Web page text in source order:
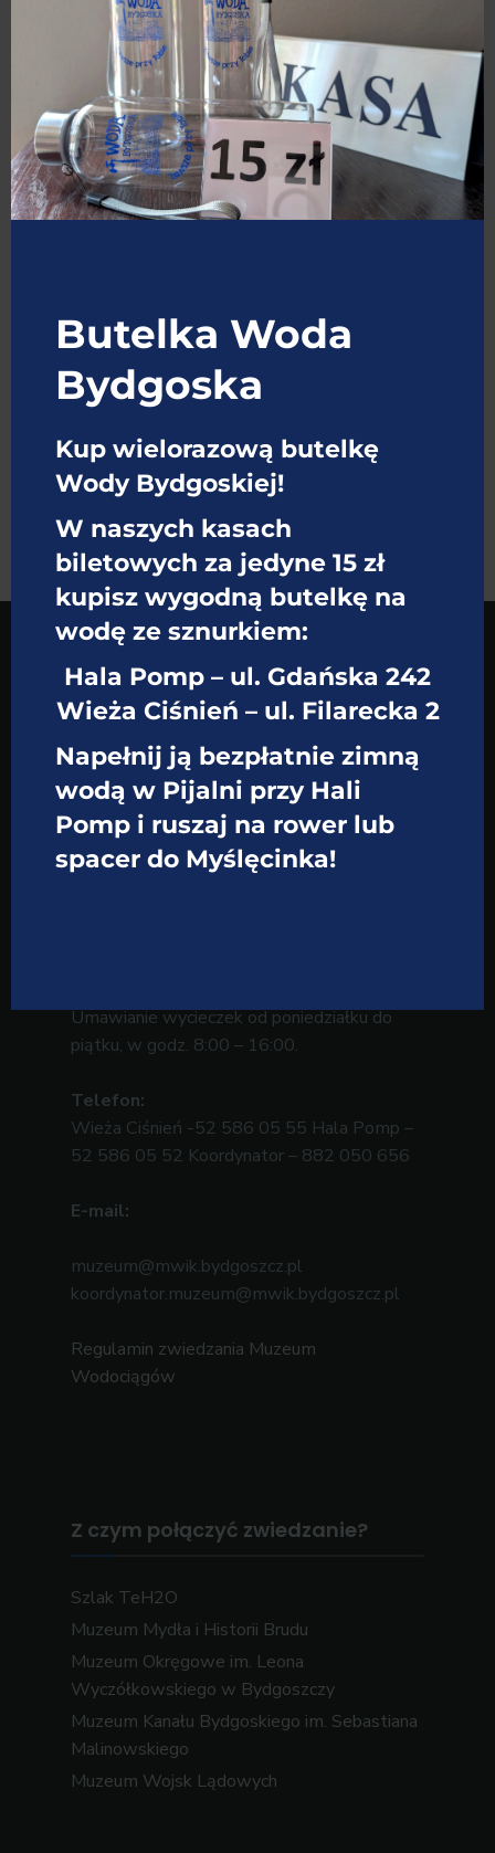
CIEKAWOSTKI
Muzeum Wodociągów w
Bydgoszczy
Umawianie wycieczek od poniedziałku do
piątku, w godz. 8:00 – 16:00.
Telefon:
Wieża Ciśnień -52 586 05 55 Hala Pomp –
52 586 05 52 Koordynator – 882 050 656
E-mail:
muzeum@mwik.bydgoszcz.pl
koordynator.muzeum@mwik.bydgoszcz.pl
Regulamin zwiedzania Muzeum
Wodociągów
Z czym połączyć zwiedzanie?
Szlak TeH2O
Muzeum Mydła i Historii Brudu
Muzeum Okręgowe im. Leona
Wyczółkowskiego w Bydgoszczy
Muzeum Kanału Bydgoskiego im. Sebastiana
Malinowskiego
Muzeum Wojsk Lądowych
Butelka Woda
Bydgoska
Kup wielorazową butelkę
Wody Bydgoskiej!
W naszych kasach
biletowych za jedyne 15 zł
kupisz wygodną butelkę na
wodę ze sznurkiem:
Hala Pomp – ul. Gdańska 242
Wieża Ciśnień – ul. Filarecka 2
Napełnij ją bezpłatnie zimną
wodą w Pijalni przy Hali
Pomp i ruszaj na rower lub
spacer do Myślęcinka!